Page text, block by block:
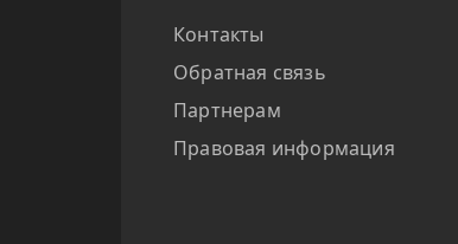
Контакты
Обратная связь
Партнерам
Правовая информация